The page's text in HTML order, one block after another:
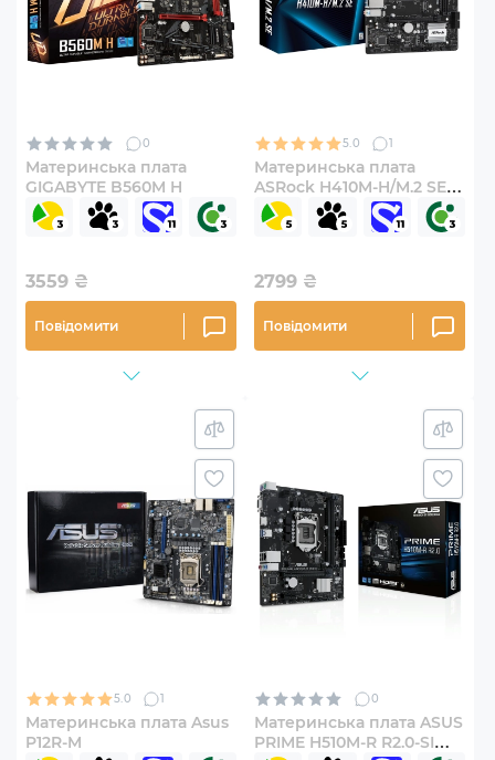
0
Материнська плата
GIGABYTE B560M H
3559 ₴
Повідомити
5.0 1
Материнська плата
ASRock H410M-H/M.2 SE
(s1200, Intel H410, DDR4,
mATX)
2799 ₴
Повідомити
5.0 1
Материнська плата Asus
P12R-M
0
Материнська плата ASUS
PRIME H510M-R R2.0-SI